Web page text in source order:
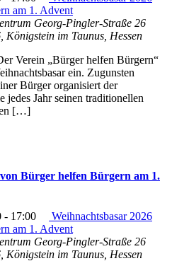
am 1. Advent
Georg-Pingler-Straße 26
Königstein im Taunus, Hessen
Verein „Bürger helfen Bürgern“
ein. Zugunsten
Bürger organisiert der
jedes Jahr seinen traditionellen
[…]
Bürger helfen Bürgern am 1.
- 17:00
Weihnachtsbasar 2026
am 1. Advent
Georg-Pingler-Straße 26
Königstein im Taunus, Hessen